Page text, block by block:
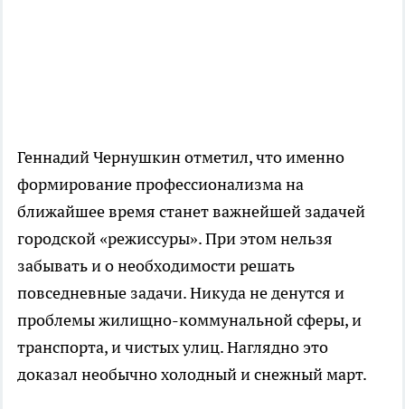
Геннадий Чернушкин отметил, что именно
формирование профессионализма на
ближайшее время станет важнейшей задачей
городской «режиссуры». При этом нельзя
забывать и о необходимости решать
повседневные задачи. Никуда не денутся и
проблемы жилищно-коммунальной сферы, и
транспорта, и чистых улиц. Наглядно это
доказал необычно холодный и снежный март.